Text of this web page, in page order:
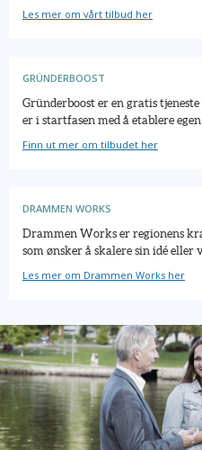
Les mer om vårt tilbud her
GRÜNDERBOOST
Gründerboost er en gratis
er i startfasen med å etablere
Finn ut mer om tilbudet her
DRAMMEN WORKS
Drammen Works er regionens
som ønsker å skalere sin idé eller
Les mer om Drammen Works her